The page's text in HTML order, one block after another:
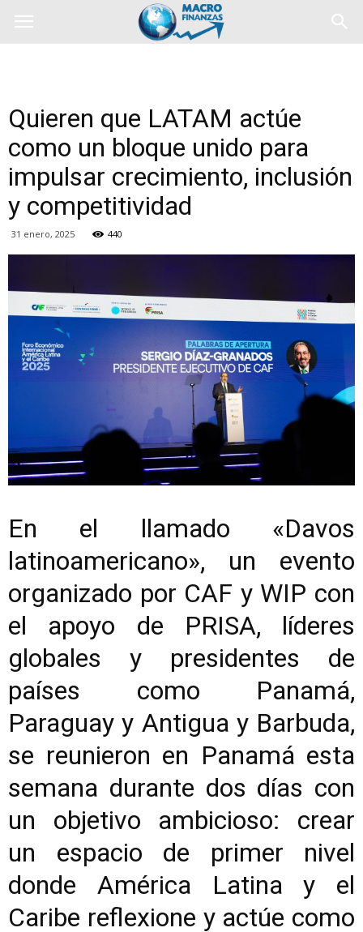
Quieren que LATAM actúe
como un bloque unido para
impulsar crecimiento, inclusión
y competitividad
31 enero, 2025 440
En el llamado «Davos
latinoamericano», un evento
organizado por CAF y WIP con
el apoyo de PRISA, líderes
globales y presidentes de
países como Panamá,
Paraguay y Antigua y Barbuda,
se reunieron en Panamá esta
semana durante dos días con
un objetivo ambicioso: crear
un espacio de primer nivel
donde América Latina y el
Caribe reflexione y actúe como